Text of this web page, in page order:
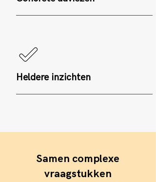
Heldere inzichten
Samen complexe
vraagstukken